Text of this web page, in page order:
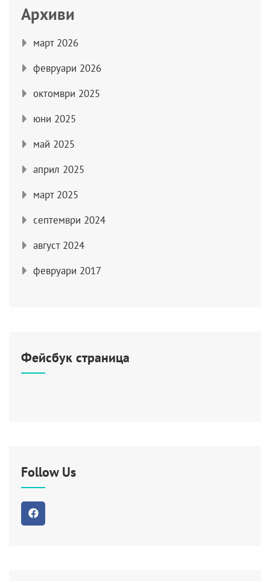
Архиви
март 2026
февруари 2026
октомври 2025
юни 2025
май 2025
април 2025
март 2025
септември 2024
август 2024
февруари 2017
Фейсбук страница
Follow Us